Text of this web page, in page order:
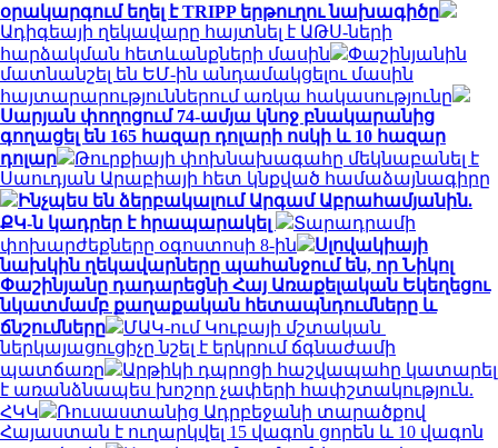
օրակարգում եղել է TRIPP երթուղու նախագիծը
Ադիգեայի ղեկավարը հայտնել է ԱԹՍ-ների
հարձակման հետևանքների մասին
Փաշինյանին
մատնանշել են ԵՄ-ին անդամակցելու մասին
հայտարարություններում առկա հակասությունը
Սարյան փողոցում 74-ամյա կնոջ բնակարանից
գողացել են 165 հազար դոլարի ոսկի և 10 հազար
դոլար
Թուրքիայի փոխնախագահը մեկնաբանել է
Սաուդյան Արաբիայի հետ կնքված համաձայնագիրը
Ինչպես են ձերբակալում Արգամ Աբրահամյանին.
ՔԿ-ն կադրեր է հրապարակել
Տարադրամի
փոխարժեքները օգոստոսի 8-ին
Սլովակիայի
նախկին ղեկավարները պահանջում են, որ Նիկոլ
Փաշինյանը դադարեցնի Հայ Առաքելական Եկեղեցու
նկատմամբ քաղաքական հետապնդումները և
ճնշումները
ՄԱԿ-ում Կուբայի մշտական ​​
ներկայացուցիչը նշել է երկրում ճգնաժամի
պատճառը
Արթիկի դպրոցի հաշվապահը կատարել
է առանձնապես խոշոր չափերի հափշտակություն.
ՀԿԿ
Ռուսաստանից Ադրբեջանի տարածքով
Հայաստան է ուղարկվել 15 վագոն ցորեն և 10 վագոն